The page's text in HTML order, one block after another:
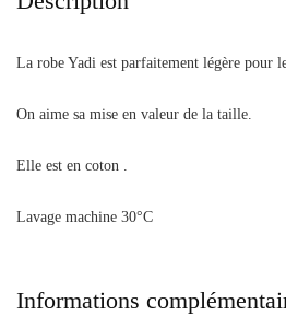
La robe Yadi est parfaitement légère pour
On aime sa mise en valeur de la taille.
Elle est en coton .
Lavage machine 30°C
Informations